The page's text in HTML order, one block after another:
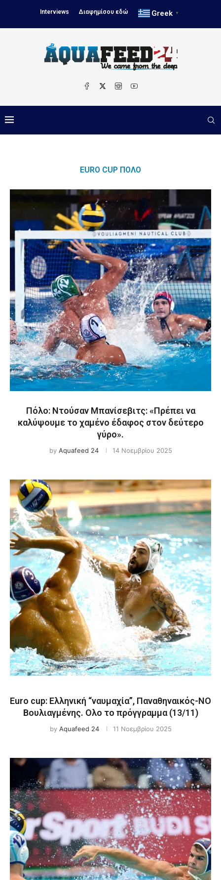
Interviews Διαφημίσου εδώ Greek ▼
EURO CUP ΠΌΛΟ
Πόλο: Ντούσαν Μπανίσεβιτς: «Πρέπει να
καλύψουμε το χαμένο έδαφος στον δεύτερο
γύρο».
by Aquafeed 24 14 Νοεμβρίου 2025
Euro cup: Eλληνική “ναυμαχία”, Παναθηναικός-ΝΟ
Βουλιαγμένης. Ολο το πρόγγραμμα (13/11)
by Aquafeed 24 11 Νοεμβρίου 2025